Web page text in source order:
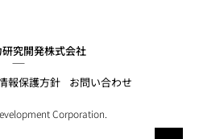
究開発株式会社
報保護方針 お問い合わせ
Corporation.